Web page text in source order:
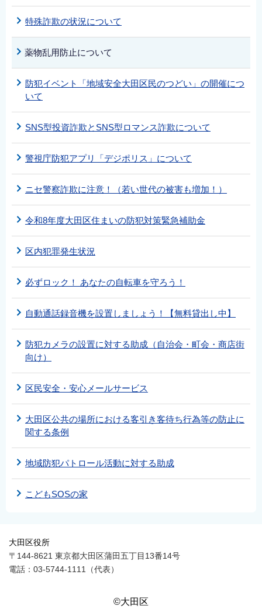
特殊詐欺の状況について
薬物乱用防止について
防犯イベント「地域安全大田区民のつどい」の開催につ
いて
SNS型投資詐欺とSNS型ロマンス詐欺について
警視庁防犯アプリ「デジポリス」について
ニセ警察詐欺に注意！（若い世代の被害も増加！）
令和8年度大田区住まいの防犯対策緊急補助金
区内犯罪発生状況
必ずロック！ あなたの自転車を守ろう！
自動通話録音機を設置しましょう！【無料貸出し中】
防犯カメラの設置に対する助成（自治会・町会・商店街
向け）
区民安全・安心メールサービス
大田区公共の場所における客引き客待ち行為等の防止に
関する条例
地域防犯パトロール活動に対する助成
こどもSOSの家
大田区役所
〒144-8621 東京都大田区蒲田五丁目13番14号
電話：03-5744-1111（代表）
©大田区